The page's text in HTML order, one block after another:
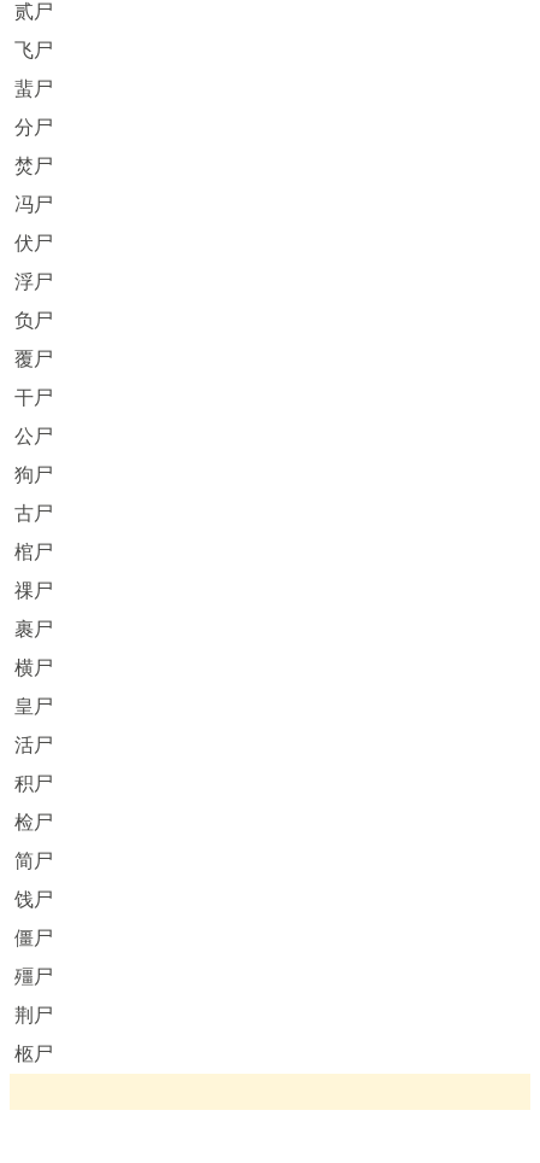
贰尸
飞尸
蜚尸
分尸
焚尸
冯尸
伏尸
浮尸
负尸
覆尸
干尸
公尸
狗尸
古尸
棺尸
祼尸
裹尸
横尸
皇尸
活尸
积尸
检尸
简尸
饯尸
僵尸
殭尸
荆尸
柩尸